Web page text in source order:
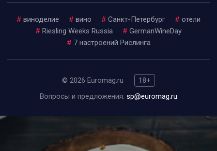
# виноделие # вино # Санкт-Петербург # отели
# Riesling Weeks Russia # GermanWineDay
# 7 настроений Рислинга
© 2026 Euromag.ru
18+
Вопросы и предложения: sp@euromag.ru